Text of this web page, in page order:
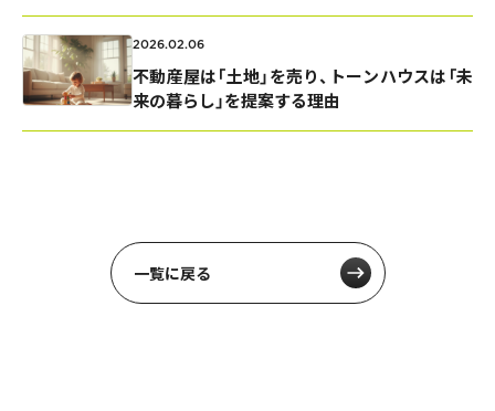
2026.02.06
不動産屋は「土地」を売り、トーンハウスは「未
来の暮らし」を提案する理由
一覧に戻る